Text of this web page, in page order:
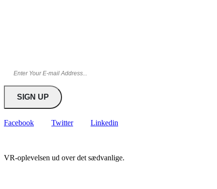
Facebook Twitter Linkedin
VR-oplevelsen ud over det sædvanlige.